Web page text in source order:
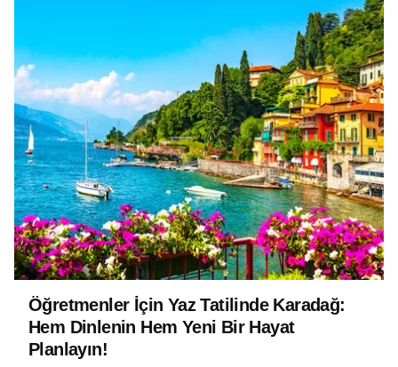
Öğretmenler İçin Yaz Tatilinde Karadağ:
Hem Dinlenin Hem Yeni Bir Hayat
Planlayın!